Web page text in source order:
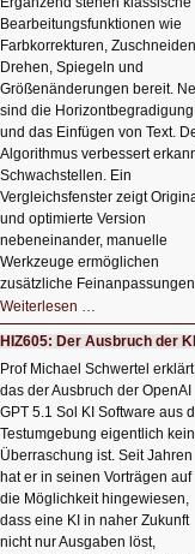
Bearbeitungsfunktionen wie
Farbkorrekturen,
Drehen, Spiegeln und
Größenänderungen bereit.
sind die Horizontbegradigung
und das Einfügen von Text.
Algorithmus verbessert
Schwachstellen. Ein
Vergleichsfenster zeigt
und optimierte Version
nebeneinander, manuelle
Werkzeuge ermöglichen
zusätzliche
Weiterlesen …
mit
einem
Klick
HIZ606:
mit
einem
Klick
HIZ605: Der Ausbruch der KI
Prof Michael Schwertel
das der Ausbruch der OpenAI
GPT 5.1 Sol KI Software aus
Testumgebung eigentlich
Überraschung ist. Seit Jahren
hat er in seinen Vorträgen auf
die Möglichkeit hingewiesen,
dass eine KI in naher Zukunft
nicht nur Ausgaben löst,